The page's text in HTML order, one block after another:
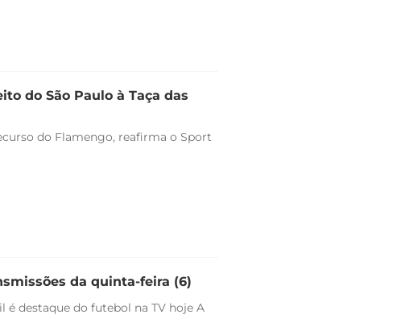
do São Paulo à Taça das
do Flamengo, reafirma o Sport
da quinta-feira (6)
é destaque do futebol na TV hoje A